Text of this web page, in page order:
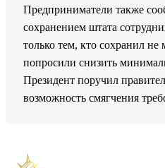
Предприниматели также
сохранением штата
только тем, кто сохранил не
попросили снизить
Президент поручил
возможность смягчения